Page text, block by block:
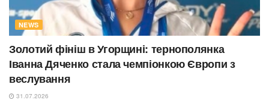
NEWS
Золотий фініш в Угорщині: тернополянка
Іванна Дяченко стала чемпіонкою Європи з
веслування
31.07.2026